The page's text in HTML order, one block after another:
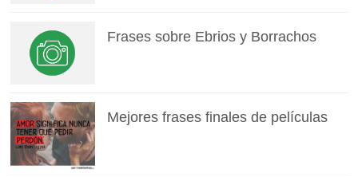
Frases sobre Ebrios y Borrachos
Mejores frases finales de películas